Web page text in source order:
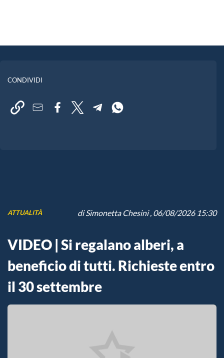
CONDIVIDI
ATTUALITÀ diSimonetta Chesini, 06/08/2026 15:30
VIDEO | Si regalano alberi, a
beneficio di tutti. Richieste entro
il 30 settembre